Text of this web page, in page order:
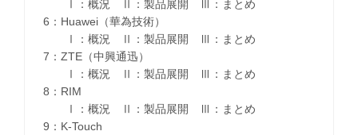
Ⅰ：概況 Ⅱ：製品展開 Ⅲ：まとめ
6：Huawei（華為技術）
Ⅰ：概況 Ⅱ：製品展開 Ⅲ：まとめ
7：ZTE（中興通迅）
Ⅰ：概況 Ⅱ：製品展開 Ⅲ：まとめ
8：RIM
Ⅰ：概況 Ⅱ：製品展開 Ⅲ：まとめ
9：K-Touch